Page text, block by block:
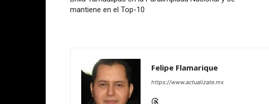
mantiene en el Top-10
Felipe Flamarique
https://www.actualizate.mx